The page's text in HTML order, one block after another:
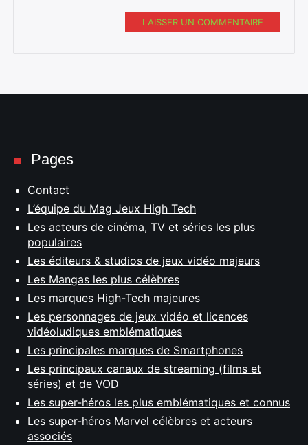
LAISSER UN COMMENTAIRE
Pages
Contact
L’équipe du Mag Jeux High Tech
Les acteurs de cinéma, TV et séries les plus
populaires
Les éditeurs & studios de jeux vidéo majeurs
Les Mangas les plus célèbres
Les marques High-Tech majeures
Les personnages de jeux vidéo et licences
vidéoludiques emblématiques
Les principales marques de Smartphones
Les principaux canaux de streaming (films et
séries) et de VOD
Les super-héros les plus emblématiques et connus
Les super-héros Marvel célèbres et acteurs
associés